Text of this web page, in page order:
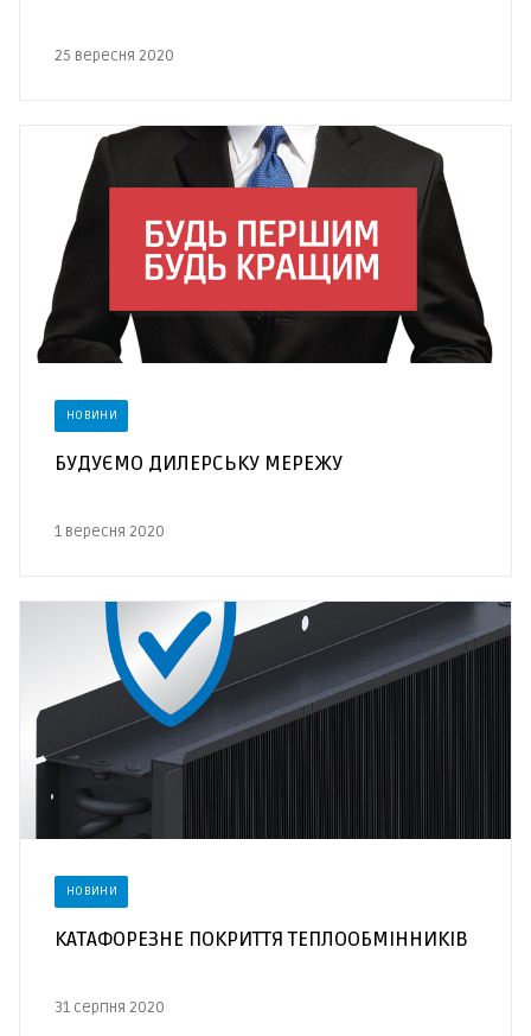
25 вересня 2020
НОВИНИ
БУДУЄМО ДИЛЕРСЬКУ МЕРЕЖУ
1 вересня 2020
НОВИНИ
КАТАФОРЕЗНЕ ПОКРИТТЯ ТЕПЛООБМІННИКІВ
31 серпня 2020